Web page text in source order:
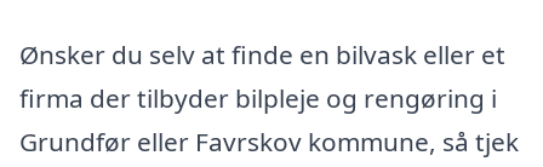
Ønsker du selv at finde en bilvask eller et
firma der tilbyder bilpleje og rengøring i
Grundfør eller Favrskov kommune, så tjek